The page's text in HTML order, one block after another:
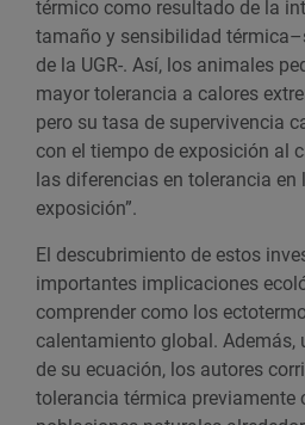
térmico como resultado de la
tamaño y sensibilidad
de la UGR-. Así, los animales
mayor tolerancia a calores
pero su tasa de supervivencia
con el tiempo de exposición al
las diferencias en tolerancia en
exposición”.
El descubrimiento de estos
importantes implicaciones
comprender como los
calentamiento global. Además,
de su ecuación, los autores
tolerancia térmica previamente